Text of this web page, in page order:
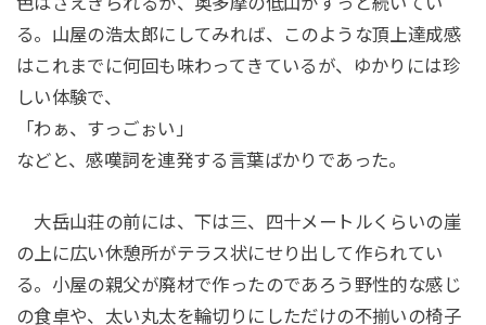
る。山屋の浩太郎にしてみれば、このような頂上達成感
はこれまでに何回も味わってきているが、ゆかりには珍
しい体験で、
「わぁ、すっごぉい」
などと、感嘆詞を連発する言葉ばかりであった。
大岳山荘の前には、下は三、四十メートルくらいの崖
の上に広い休憩所がテラス状にせり出して作られてい
る。小屋の親父が廃材で作ったのであろう野性的な感じ
の食卓や、太い丸太を輪切りにしただけの不揃いの椅子